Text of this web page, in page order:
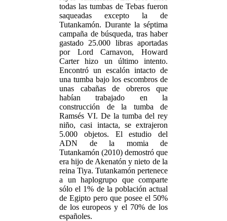
todas las tumbas de Tebas fueron
saqueadas excepto la de
Tutankamón. Durante la séptima
campaña de búsqueda, tras haber
gastado 25.000 libras aportadas
por Lord Carnavon, Howard
Carter hizo un último intento.
Encontró un escalón intacto de
una tumba bajo los escombros de
unas cabañas de obreros que
habían trabajado en la
construcción de la tumba de
Ramsés VI. De la tumba del rey
niño, casi intacta, se extrajeron
5.000 objetos. El estudio del
ADN de la momia de
Tutankamón (2010) demostró que
era hijo de Akenatón y nieto de la
reina Tiya. Tutankamón pertenece
a un haplogrupo que comparte
sólo el 1% de la población actual
de Egipto pero que posee el 50%
de los europeos y el 70% de los
españoles.